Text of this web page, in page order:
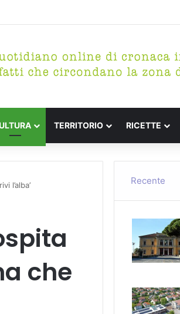
DELL’ALA NORD-SUD
TERRITORIO RICETTE
l’alba’
che
Recente